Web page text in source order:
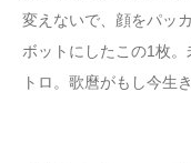
変えないで、顔をパッ
ボットにしたこの1枚
トロ。歌麿がもし今生